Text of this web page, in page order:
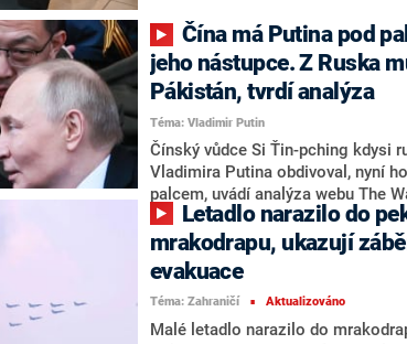
těžké nákladní, vojenské a
Těmto subjektům Čína s
dodávat zboží dvojího užití, tedy
vojenským účelům, napsala
jeho nástupce. Z Ruska
Pákistán, tvrdí analýza
Téma: Vladimir Putin
Čínský vůdce Si Ťin-pching kdysi
Vladimira Putina obdivoval, nyní
palcem, uvádí analýza webu The
Čtyři roky války a ekonomické
ruského prezidenta do pozice, kdy
Čínou stále častěji tím, kdo musí
si v Rusku navíc postupně buduje
závislé pouze na Putinovi a pokud
nadále vyvíjet stejným směrem,
mrakodrapu, ukazují
evakuace
Téma: Zahraničí ■ Aktualizováno
Malé letadlo narazilo do